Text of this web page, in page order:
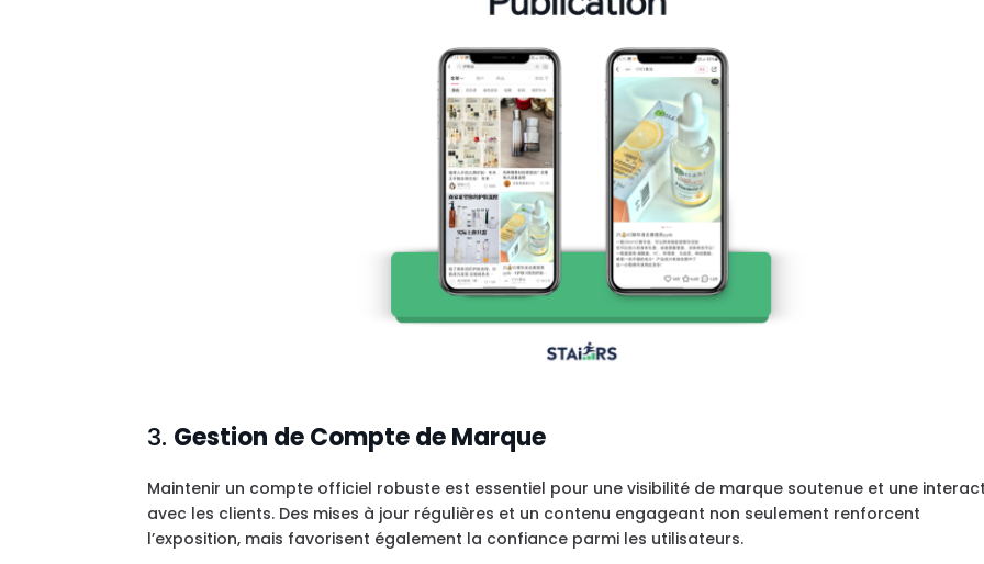
3. Gestion de Compte de Marque
Maintenir un compte officiel robuste est essentiel pour une visibilité de marque soutenue et une
avec les clients. Des mises à jour régulières et un contenu engageant non seulement renforcent
l’exposition, mais favorisent également la confiance parmi les utilisateurs.